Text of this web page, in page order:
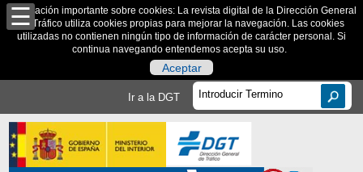
Información importante sobre cookies: La revista digital de la Dirección General
de Tráfico utiliza cookies propias para mejorar la navegación. Las cookies
utilizadas no contienen ningún tipo de información de carácter personal. Si
continua navegando entendemos acepta su uso.
Aceptar
Ir a la DGT